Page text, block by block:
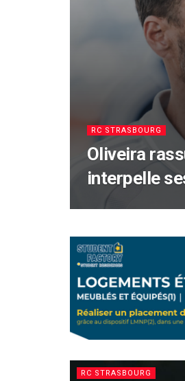
RC STRASBOURG
Oliveira
interpelle
RC STRASBOURG